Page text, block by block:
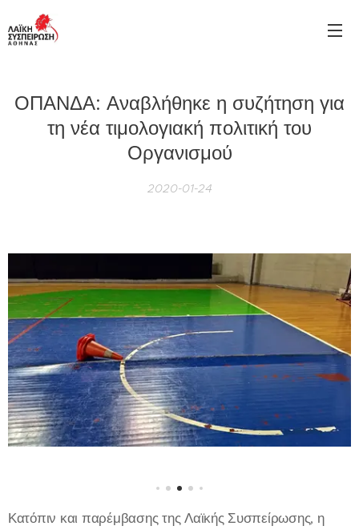
ΟΠΑΝΔΑ: Αναβλήθηκε η συζήτηση για
τη νέα τιμολογιακή πολιτική του
Οργανισμού
2020-01-24
Κατόπιν και παρέμβασης της Λαϊκής Συσπείρωσης, η